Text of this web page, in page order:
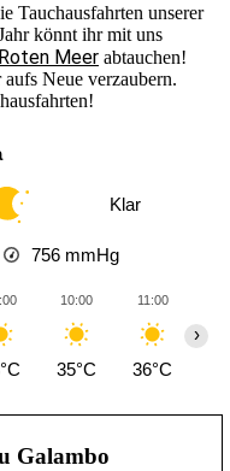
Tauchausfahrten unserer
könnt ihr mit uns
Roten Meer abtauchen!
Neue verzaubern.
Klar
756 mmHg
10:00
35°C
11:00
36°C
›
Galambo